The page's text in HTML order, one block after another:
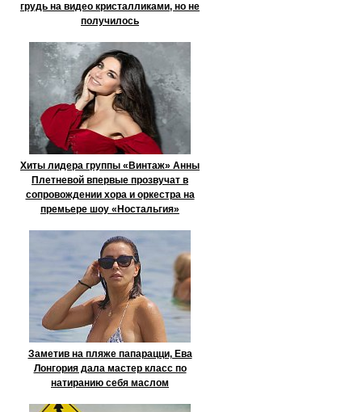
грудь на видео кристалликами, но не
получилось
Хиты лидера группы «Винтаж» Анны
Плетневой впервые прозвучат в
сопровождении хора и оркестра на
премьере шоу «Ностальгия»
Заметив на пляже папарацци, Ева
Лонгория дала мастер класс по
натиранию себя маслом